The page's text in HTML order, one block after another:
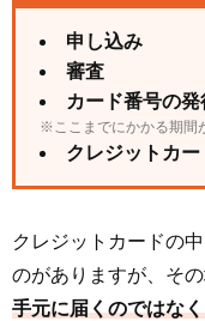
申し込み
審査
カード番号の発
※ここまでにかかる期間
クレジットカー
クレジットカードの
のがありますが、その
手元に届くのではな